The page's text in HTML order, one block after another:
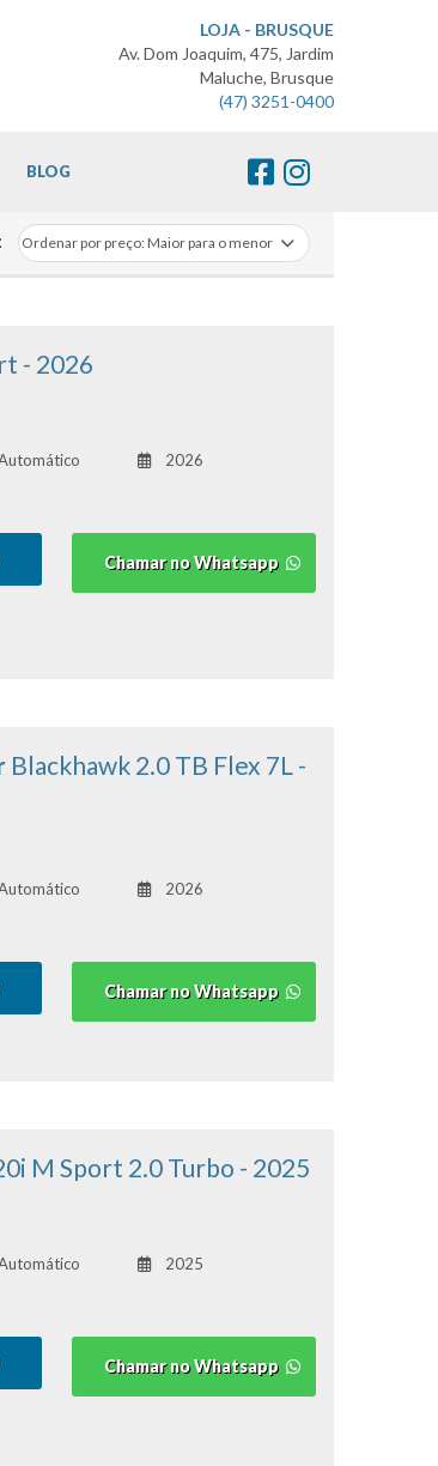
LOJA - BRUSQUE
Av. Dom Joaquim, 475, Jardim
Maluche, Brusque
(47) 3251-0400
BLOG
- 2026
2026
Chamar no Whatsapp
Blackhawk 2.0 TB Flex 7L -
2026
Chamar no Whatsapp
M Sport 2.0 Turbo - 2025
2025
Chamar no Whatsapp